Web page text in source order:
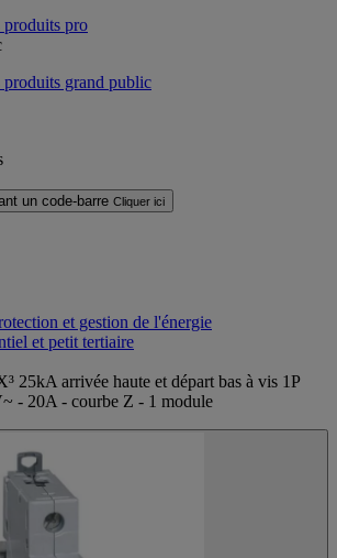
produits pro
produits grand public
un code-barre Cliquer ici
et gestion de l'énergie
et petit tertiaire
25kA arrivée haute et départ bas à vis 1P
- 20A - courbe Z - 1 module